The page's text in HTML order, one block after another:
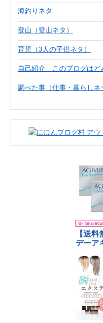
海釣りネタ
登山（登山ネタ）
育児（3人の子供ネタ）
自己紹介 このブログはど
調べた事（仕事・暮らしネ